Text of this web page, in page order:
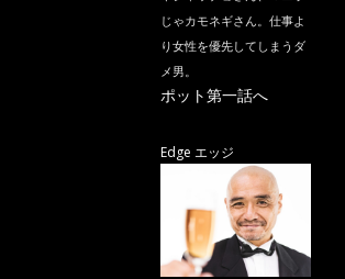
じゃカモネギさん。仕事よ
り女性を優先してしまうダ
メ男。
ポット第一話へ
Edge エッジ